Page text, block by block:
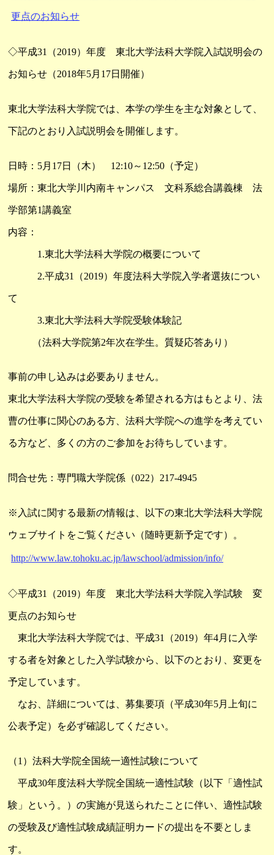
更点のお知らせ
◇平成31（2019）年度 東北大学法科大学院入試説明会の
お知らせ（2018年5月17日開催）
東北大学法科大学院では、本学の学生を主な対象として、
下記のとおり入試説明会を開催します。
日時：5月17日（木） 12:10～12:50（予定）
場所：東北大学川内南キャンパス 文科系総合講義棟 法
学部第1講義室
内容：
1.東北大学法科大学院の概要について
2.平成31（2019）年度法科大学院入学者選抜につい
て
3.東北大学法科大学院受験体験記
（法科大学院第2年次在学生。質疑応答あり）
事前の申し込みは必要ありません。
東北大学法科大学院の受験を希望される方はもとより、法
曹の仕事に関心のある方、法科大学院への進学を考えてい
る方など、多くの方のご参加をお待ちしています。
問合せ先：専門職大学院係（022）217-4945
※入試に関する最新の情報は、以下の東北大学法科大学院
ウェブサイトをご覧ください（随時更新予定です）。
http://www.law.tohoku.ac.jp/lawschool/admission/info/
◇平成31（2019）年度 東北大学法科大学院入学試験 変
更点のお知らせ
東北大学法科大学院では、平成31（2019）年4月に入学
する者を対象とした入学試験から、以下のとおり、変更を
予定しています。
なお、詳細については、募集要項（平成30年5月上旬に
公表予定）を必ず確認してください。
（1）法科大学院全国統一適性試験について
平成30年度法科大学院全国統一適性試験（以下「適性試
験」という。）の実施が見送られたことに伴い、適性試験
の受験及び適性試験成績証明カードの提出を不要としま
す。